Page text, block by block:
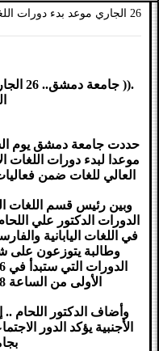
26 الجاري موعد بدء دورات اللغات الأجنبية المفتتحة
.((
حددت جامعة دمشق يوم
موعدا لبدء دورات اللغات
العالي للغات ضمن
وبين رئيس قسم اللغات
الدورات الدكتور علي
وطالبة يتوزعون على
الأولى من الساعة 8 إلى10 والثانية من 10 إلى12.
وأضاف الدكتور اللحام ..
الأجنبية يؤكد الدور